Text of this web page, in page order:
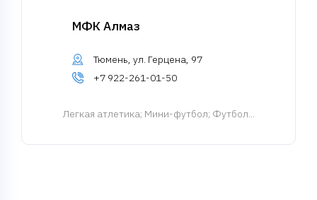
МФК Алмаз
Тюмень, ул. Герцена, 97
+7 922-261-01-50
Легкая атлетика; Мини-футбол; Футбол...